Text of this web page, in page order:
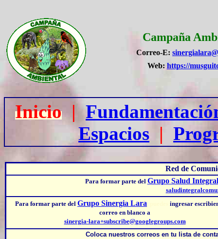
Campaña
Correo-E:
Web: https://
Inicio |
Espacios |
Red de
Para formar parte del Grupo Salud
Para formar parte del Grupo Sinergia Lara
ingresar
correo en blanco a
sinergia-lara+subscribe@googlegroups.com
Coloca nuestros correos en tu lista de